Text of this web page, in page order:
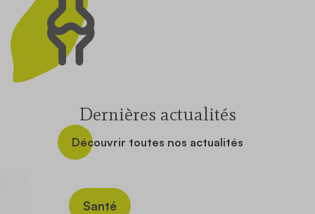
Contact
Dernières actualités
Découvrir toutes nos actualités
Santé